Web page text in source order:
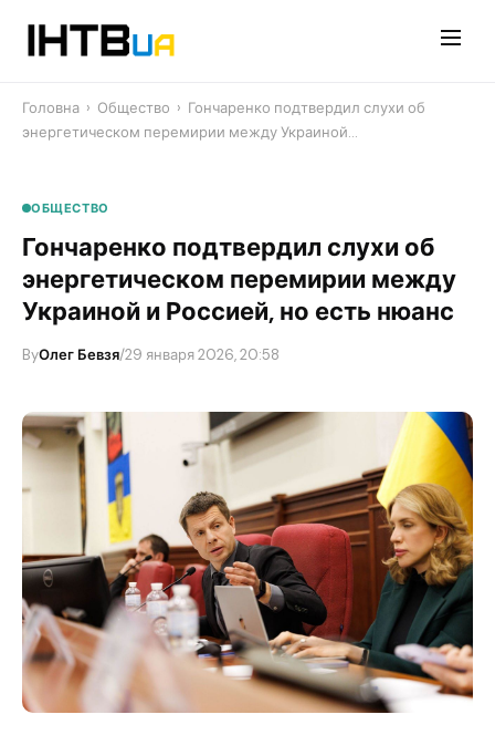
Головна › Общество › Гончаренко подтвердил слухи об
энергетическом перемирии между Украиной…
ОБЩЕСТВО
Гончаренко подтвердил слухи об
энергетическом перемирии между
Украиной и Россией, но есть нюанс
ByОлег Бевзя/29 января 2026, 20:58